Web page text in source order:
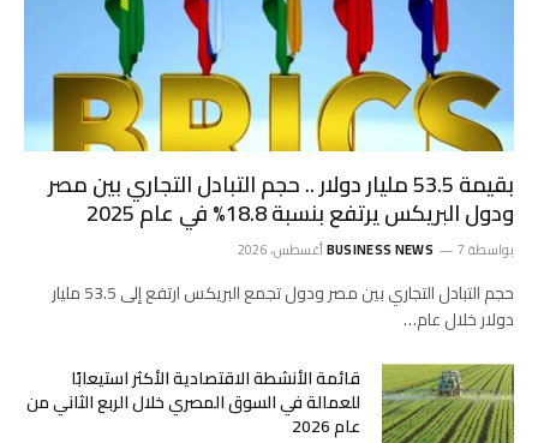
بقيمة 53.5 مليار دولار .. حجم التبادل التجاري بين مصر
ودول البريكس يرتفع بنسبة 18.8% في عام 2025
بواسطة BUSINESS NEWS 7 أغسطس، 2026
حجم التبادل التجاري بين مصر ودول تجمع البريكس ارتفع إلى 53.5 مليار
دولار خلال عام…
قائمة الأنشطة الاقتصادية الأكثر استيعابًا
للعمالة في السوق المصري خلال الربع الثاني من
عام 2026